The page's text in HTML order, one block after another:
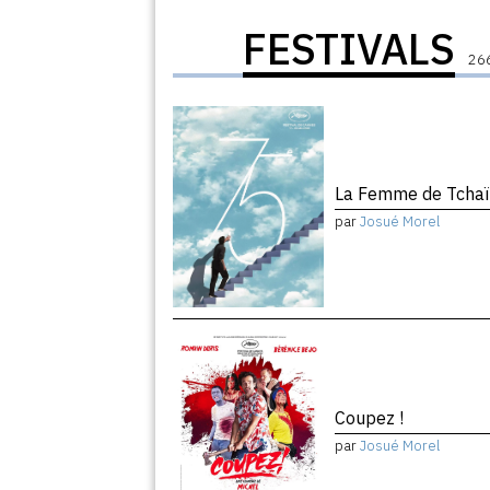
FESTIVALS
La Femme de
parJosué Morel
Coupez !
parJosué Morel